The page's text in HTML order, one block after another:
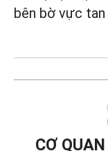
bên bờ vực tan
CƠ